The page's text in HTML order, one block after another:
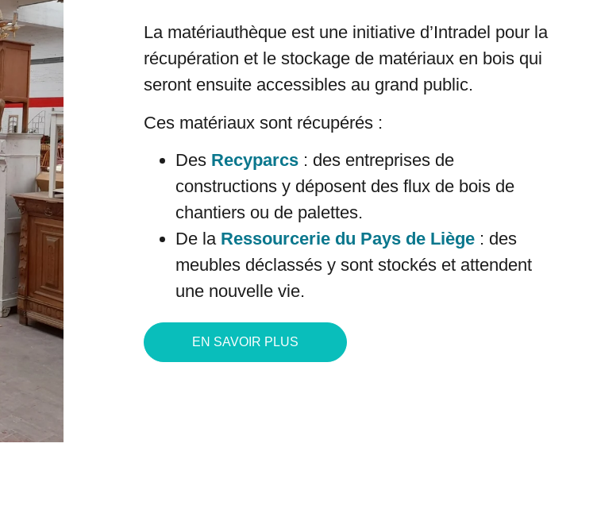
La matériauthèque est une initiative d’Intradel pour la
récupération et le stockagede matériaux en bois qui
seront ensuite accessibles au grand public.
Ces matériaux sont récupérés :
Des Recyparcs : des entreprises de
constructions y déposent des flux de bois de
chantiers ou de palettes.
De la Ressourcerie du Pays de Liège: des
meubles déclassés y sont stockés et attendent
une nouvelle vie.
EN SAVOIR PLUS